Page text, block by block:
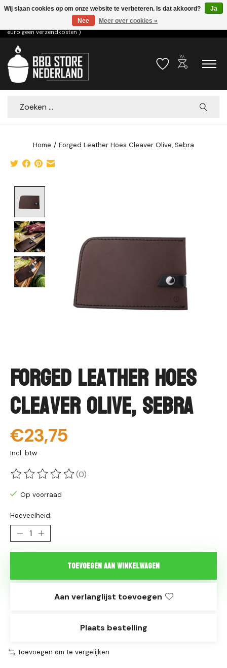
Voor 15.00u besteld dezelfde dag verzonden! ( 6,95 verzendkosten, vanaf 75
euro geen verzendkosten )
Verlanglijst
outdoor_grill
Zoeken
Home / Forged Leather Hoes Cleaver Olive, Sebra
Forged Leather Hoes
Cleaver Olive, Sebra
€23,75
Incl. btw
De beoordeling van dit product is
(0)
Op voorraad
Hoeveelheid:
Toevoegen aan winkelwagen
Aan verlanglijst toevoegen
Plaats bestelling
Toevoegen om te vergelijken
Wij slaan cookies op om onze website te verbeteren. Is dat akkoord?
Ja
Nee
Meer over cookies »